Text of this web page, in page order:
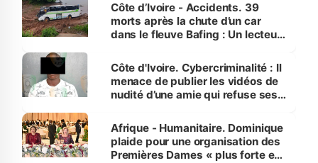
Côte d’Ivoire - Accidents. 39
morts après la chute d’un car
dans le fleuve Bafing : Un lecteur
des Transports
Côte d'Ivoire. Cybercriminalité : Il
menace de publier les vidéos de
nudité d’une amie qui refuse ses
Afrique - Humanitaire. Dominique
plaide pour une organisation des
Premières Dames « plus forte et